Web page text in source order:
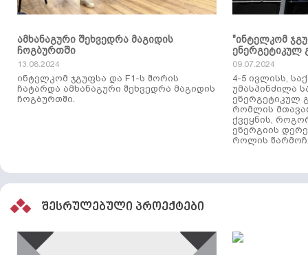
ამხანაგური შეხვედრა მაგიდის
ჩოგბურთში
13.08.2024
ინტელკომ ჯგუფსა და F1-ს შორის
ჩატარდა ამხანაგური შეხვედრა მაგიდის
ჩოგბურთში.
"ინტელკომ
ენერგეტიკულ
09.07.2024
4-5 ივლისს,
უმასპინძილა
ენერგეტიკულ
რომლის
ქვეყნის,
ენერგიის
როლის
შესრულებული პროექტები